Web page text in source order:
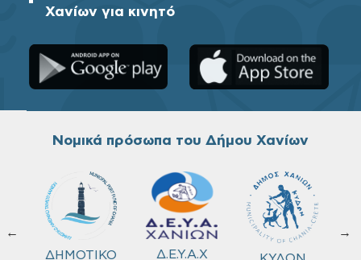
Χανίων για κινητό
Νομικά πρόσωπα του Δήμου Χανίων
←
ΔΗΜΟΤΙΚΟ Δ.Ε.Υ.Α.Χ
→